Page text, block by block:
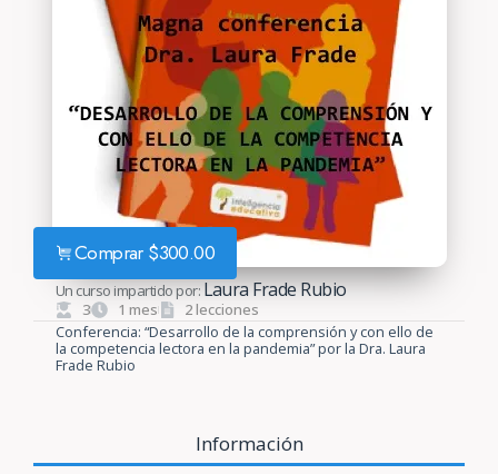
Información
Comprar $300.00
Un curso impartido por:Laura Frade Rubio
3 1 mes
2 lecciones
Conferencia: “Desarrollo de la comprensión y con ello de
la competencia lectora en la pandemia” por la Dra. Laura
Frade Rubio